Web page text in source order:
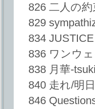
826 二人の
829
834
836 ワンウ
838 月華-
840 走れ/明
846